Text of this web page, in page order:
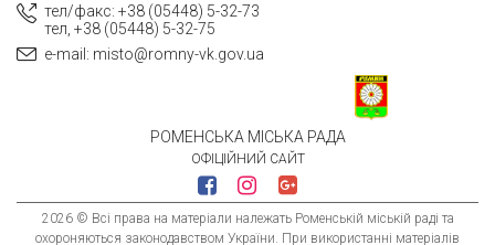
РОМЕНСЬКА МІСЬКА РАДА
ОФІЦІЙНИЙ САЙТ
2026 © Всі права на матеріали належать Роменській міській раді та
охороняються законодавством України. При використанні матеріалів
тел/факс: +38 (05448) 5-32-73
тел, +38 (05448) 5-32-75
e-mail: misto@romny-vk.gov.ua